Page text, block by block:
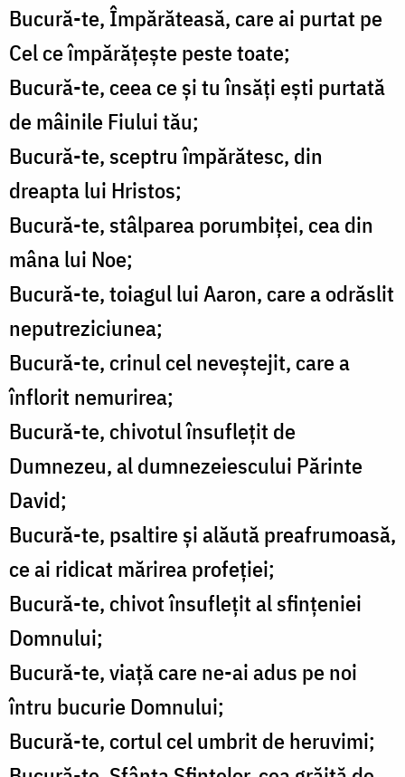
Bucură-te, Împărăteasă, care ai purtat pe
Cel ce împărăţeşte peste toate;
Bucură-te, ceea ce şi tu însăţi eşti purtată
de mâinile Fiului tău;
Bucură-te, sceptru împărătesc, din
dreapta lui Hristos;
Bucură-te, stâlparea porumbiţei, cea din
mâna lui Noe;
Bucură-te, toiagul lui Aaron, care a odrăslit
neputreziciunea;
Bucură-te, crinul cel neveştejit, care a
înflorit nemurirea;
Bucură-te, chivotul însufleţit de
Dumnezeu, al dumnezeiescului Părinte
David;
Bucură-te, psaltire şi alăută preafrumoasă,
ce ai ridicat mărirea profeţiei;
Bucură-te, chivot însufleţit al sfinţeniei
Domnului;
Bucură-te, viaţă care ne-ai adus pe noi
întru bucurie Domnului;
Bucură-te, cortul cel umbrit de heruvimi;